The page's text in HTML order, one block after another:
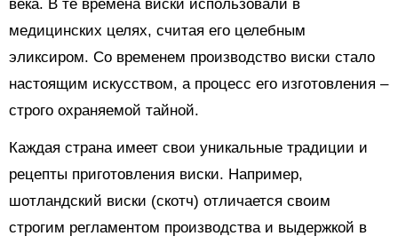
века. В те времена виски использовали в
медицинских целях, считая его целебным
эликсиром. Со временем производство виски стало
настоящим искусством, а процесс его изготовления –
строго охраняемой тайной.
Каждая страна имеет свои уникальные традиции и
рецепты приготовления виски. Например,
шотландский виски (скотч) отличается своим
строгим регламентом производства и выдержкой в